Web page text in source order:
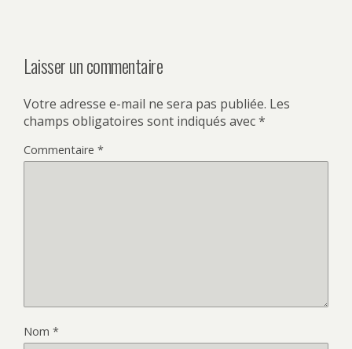
Laisser un commentaire
Votre adresse e-mail ne sera pas publiée. Les
champs obligatoires sont indiqués avec*
Commentaire *
Nom *